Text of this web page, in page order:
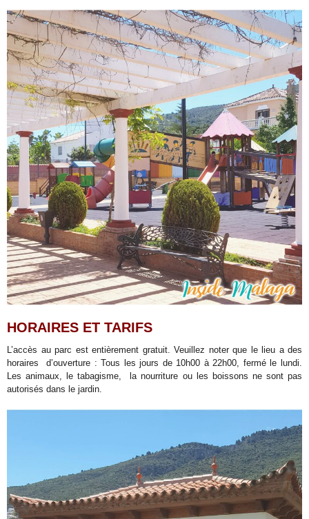
HORAIRES ET TARIFS
L’accès au parc est entièrement gratuit. Veuillez noter que le lieu a des
horaires d’ouverture : Tous les jours de 10h00 à 22h00, fermé le lundi.
Les animaux, le tabagisme, la nourriture ou les boissons ne sont pas
autorisés dans le jardin.